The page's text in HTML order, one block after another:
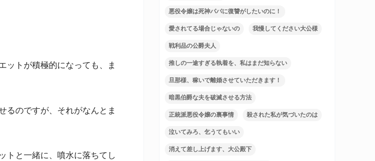
ットが積極的になっても、ま
るのですが、それがなんとま
トと一緒に、噴水に落ちてし
悪役令嬢は死神パパに復讐がしたいのに！
愛されてる場合じゃないの 我慢してください大公様
戦利品の公爵夫人
推しの一途すぎる執着を、私はまだ知らない
旦那様、稼いで離婚させていただきます！
暗黒伯爵な夫を破滅させる方法
正統派悪役令嬢の裏事情 殺された私が気づいたのは
泣いてみろ、乞うてもいい
消えて差し上げます、大公殿下